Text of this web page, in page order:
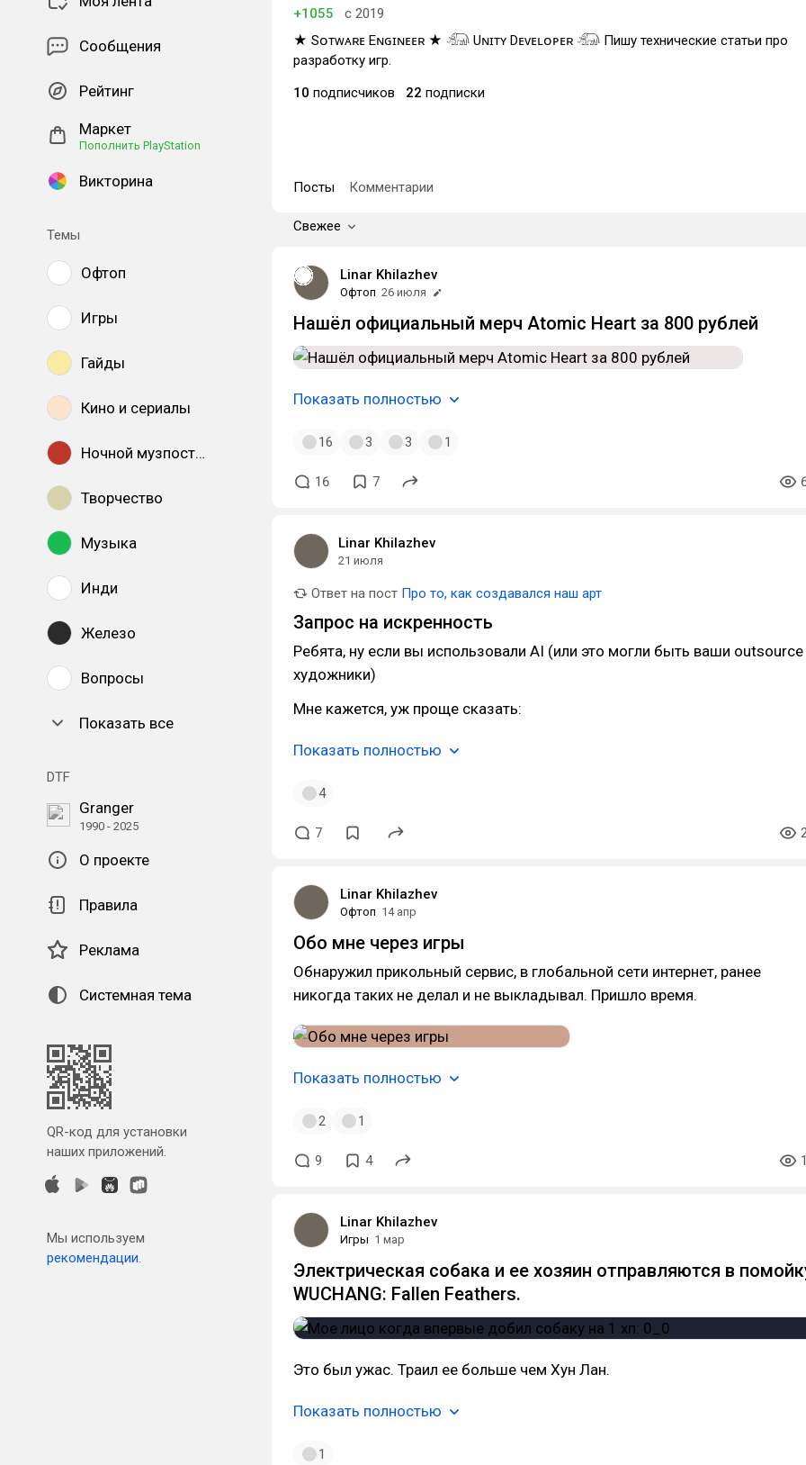
Сообщения
Рейтинг
Маркет
Пополнить PlayStation
Викторина
Темы
Офтоп
Игры
Гайды
Кино и сериалы
Ночной музпостинг
Творчество
Музыка
Инди
Железо
Вопросы
Показать все
DTF
Granger
1990 - 2025
О проекте
Правила
Реклама
Системная тема
QR-код для установки
наших приложений.
Мы используем
рекомендации.
+1055
с 2019
★ Sᴏғᴛᴡᴀʀᴇ Eɴɢɪɴᴇᴇʀ ★ 𓃰 Uɴɪᴛʏ Dᴇᴠᴇʟᴏᴘᴇʀ 𓃰 Пишу технические статьи про
разработку игр.
10 подписчиков 22 подписки
Посты Комментарии
Свежее
Linar Khilazhev
Офтоп 26 июля
Нашёл официальный мерч Atomic Heart за 800 рублей
Показать полностью
16 3 3 1
16 7
Linar Khilazhev
21 июля
Ответ на пост Про то, как создавался наш арт
Запрос на искренность
Ребята, ну если вы использовали AI (или это могли быть ваши outsource
художники)
Мне кажется, уж проще сказать:
Показать полностью
4
7
Linar Khilazhev
Офтоп 14 апр
Обо мне через игры
Обнаружил прикольный сервис, в глобальной сети интернет, ранее
никогда таких не делал и не выкладывал. Пришло время.
Показать полностью
2 1
9 4
Linar Khilazhev
Игры 1 мар
Электрическая собака и ее хозяин отправляются в
WUCHANG: Fallen Feathers.
Это был ужас. Траил ее больше чем Хун Лан.
Показать полностью
1